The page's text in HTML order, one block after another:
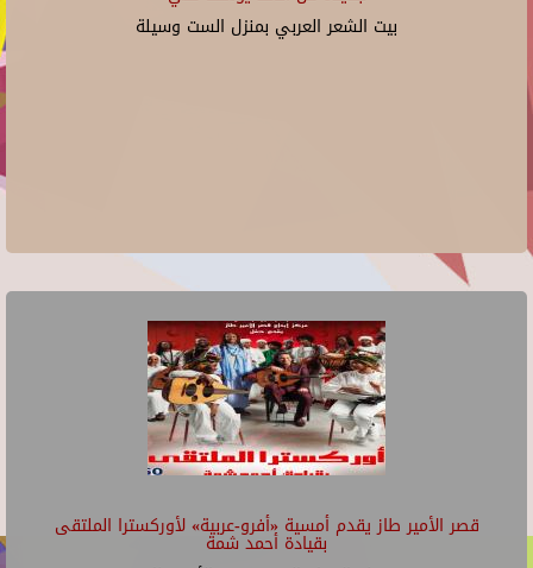
بيت الشعر العربي بمنزل الست وسيلة
قصر الأمير طاز يقدم أمسية «أفرو-عربية» لأوركسترا الملتقى
بقيادة أحمد شمة